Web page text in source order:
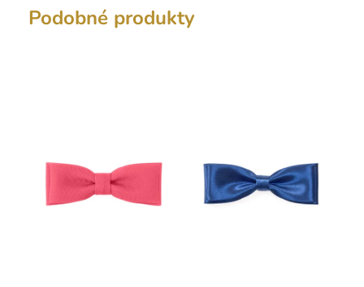
Podobné produkty